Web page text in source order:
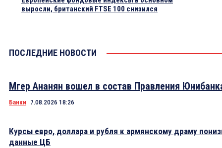
выросли, британский FTSE 100 снизился
ПОСЛЕДНИЕ НОВОСТИ
Мгер Ананян вошел в состав Правления
Банки 7.08.2026 18:26
Курсы евро, доллара и рубля к армянскому драму
данные ЦБ